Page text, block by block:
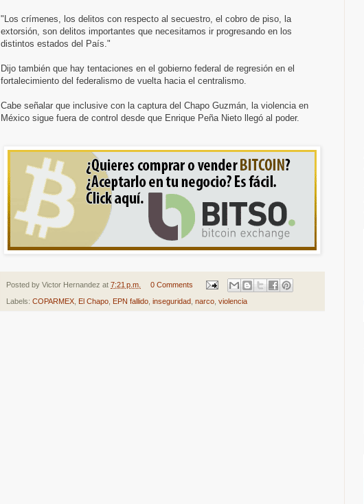
"Los crímenes, los delitos con respecto al secuestro, el cobro de piso, la
extorsión, son delitos importantes que necesitamos ir progresando en los
distintos estados del País."
Dijo también que hay tentaciones en el gobierno federal de regresión en el
fortalecimiento del federalismo de vuelta hacia el centralismo.
Cabe señalar que inclusive con la captura del Chapo Guzmán, la violencia en
México sigue fuera de control desde que Enrique Peña Nieto llegó al poder.
Posted by Victor Hernandez at 7:21 p.m. 0 Comments
Labels: COPARMEX El Chapo EPN fallido inseguridad narco violencia